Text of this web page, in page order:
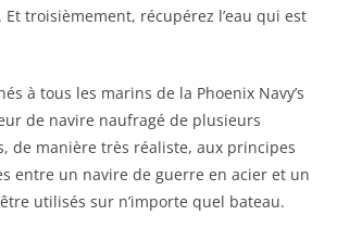
troisièmement, récupérez l’eau qui est
à tous les marins de la Phoenix Navy’s
de navire naufragé de plusieurs
de manière très réaliste, aux principes
entre un navire de guerre en acier et un
utilisés sur n’importe quel bateau.